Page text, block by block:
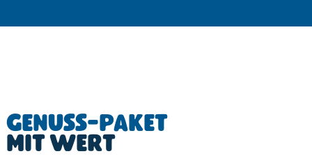
Genuss-Paket
mit Wert